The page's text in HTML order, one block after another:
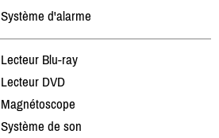
Système d'alarme
Lecteur Blu-ray
Lecteur DVD
Magnétoscope
Système de son